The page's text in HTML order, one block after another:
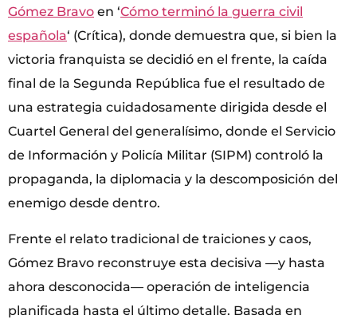
Gómez Bravo en ‘Cómo terminó la guerra civil
española‘ (Crítica), donde demuestra que, si bien la
victoria franquista se decidió en el frente, la caída
final de la Segunda República fue el resultado de
una estrategia cuidadosamente dirigida desde el
Cuartel General del generalísimo, donde el Servicio
de Información y Policía Militar (SIPM) controló la
propaganda, la diplomacia y la descomposición del
enemigo desde dentro.
Frente el relato tradicional de traiciones y caos,
Gómez Bravo reconstruye esta decisiva —y hasta
ahora desconocida— operación de inteligencia
planificada hasta el último detalle. Basada en